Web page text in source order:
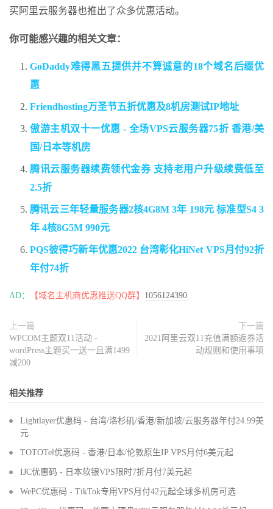
买阿里云服务器也推出了众多优惠活动。
你可能感兴趣的相关文章：
GoDaddy难得黑五提供并不算诚意的18个域名后缀优
惠
Friendhosting万圣节五折优惠及8机房测试IP地址
傲游主机双十一优惠 - 全场VPS云服务器75折 香港/美
国/日本等机房
腾讯云服务器续费领代金券 支持老用户升级续费低至
2.5折
腾讯云三年轻量服务器2核4G8M 3年 198元 标准型S4 3
年 4核8G5M 990元
PQS彼得巧新年优惠2022 台湾彰化HiNet VPS月付92折
年付74折
AD： 【域名主机商优惠推送QQ群】 1056124390
上一篇
WPCOM主题双11活动 -
wordPress主题买一送一且满1499
减200
下一篇
2021阿里云双11充值满额返券活
动规则和使用事项
相关推荐
Lightlayer优惠码 - 台湾/洛杉矶/香港/新加坡/云服务器年付24.99美
元
TOTOTel优惠码 - 香港/日本/伦敦原生IP VPS月付6美元起
IJC优惠码 - 日本软银VPS限时7折月付7美元起
WePC优惠码 - TikTok专用VPS月付42元起全球多机房可选